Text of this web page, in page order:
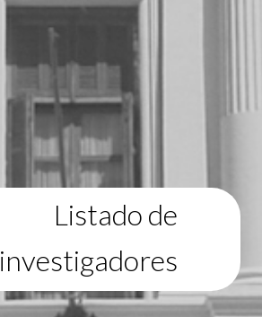
Listado de
investigadores